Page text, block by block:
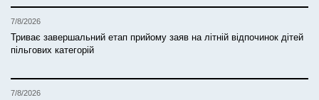
7/8/2026
Триває завершальний етап прийому заяв на літній відпочинок дітей
пільгових категорій
7/8/2026